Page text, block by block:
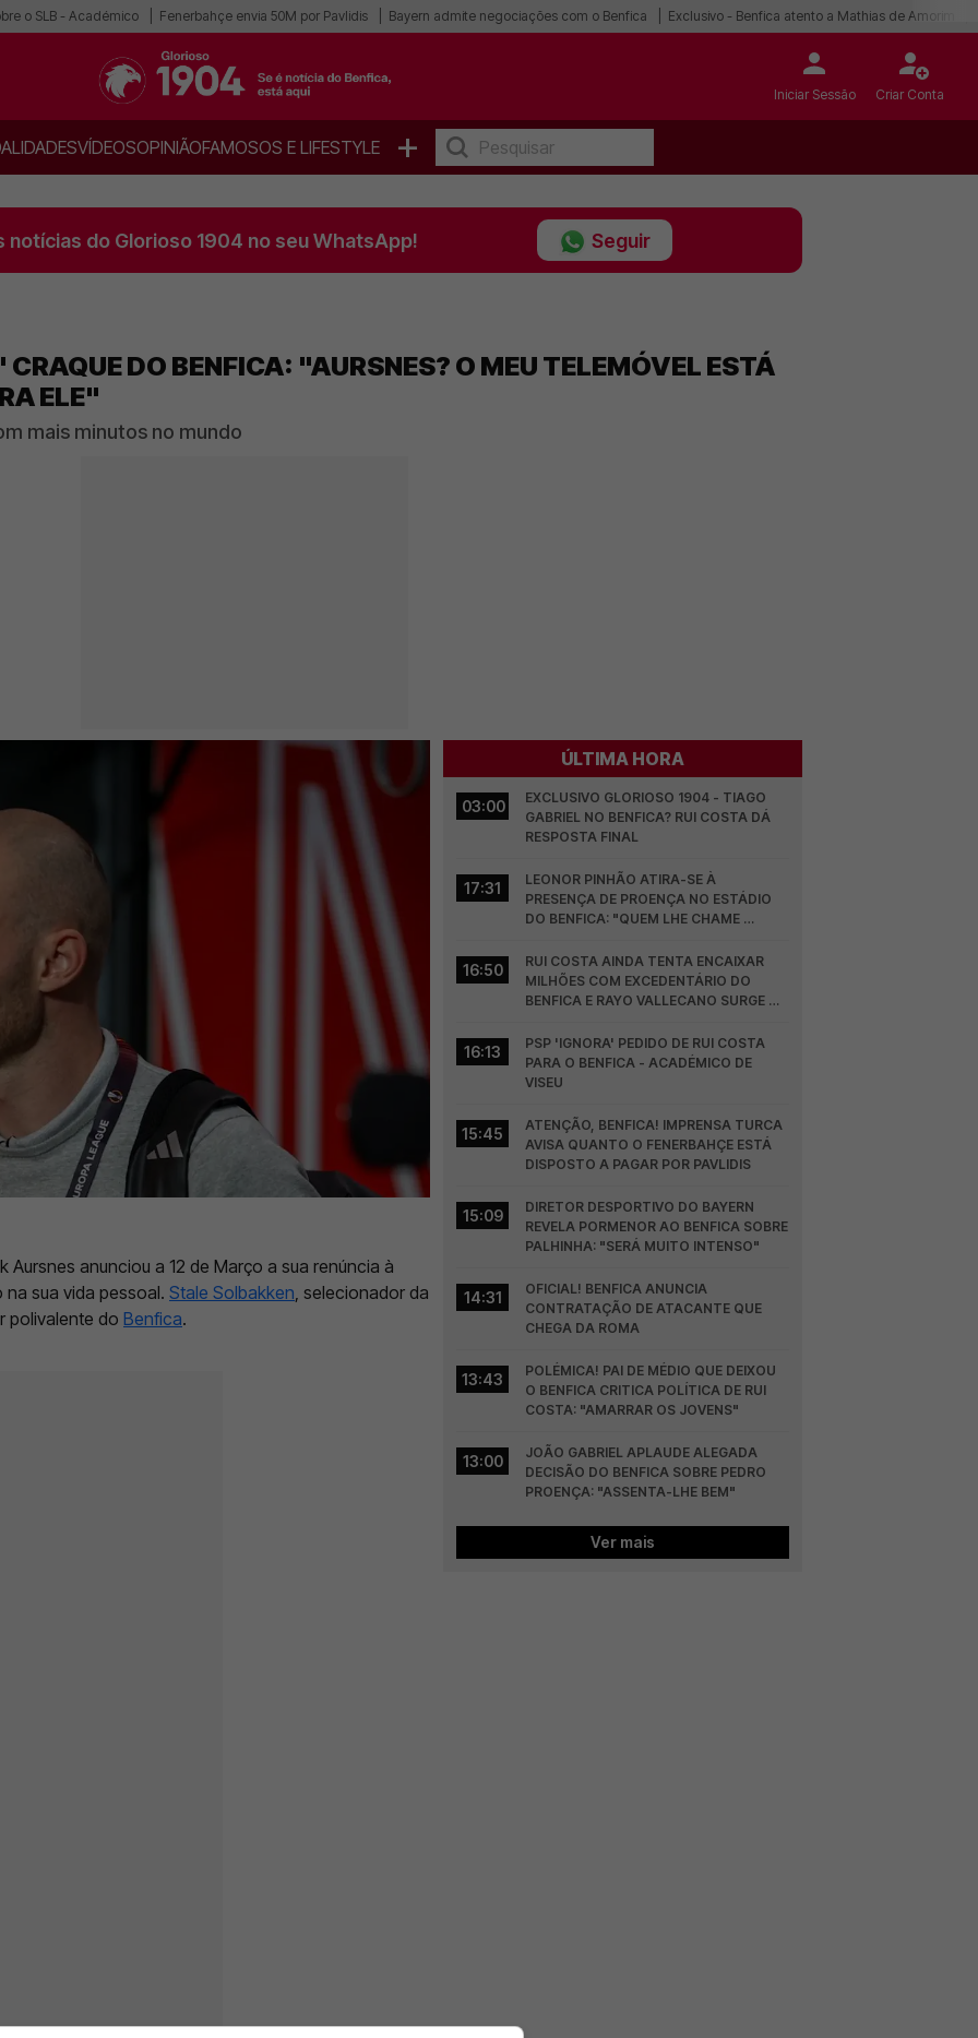
o SLB - Académico Fenerbahçe envia 50M por Pavlidis Bayern admite negociações com o Benfica Exclusivo - Benfica atento a Mathias de Amorim
Iniciar Sessão Criar Conta
VÍDEOSOPINIÃOFAMOSOS E LIFESTYLE +
notícias do Glorioso 1904 no seu WhatsApp! Seguir
CRAQUE DO BENFICA: "AURSNES? O MEU TELEMÓVEL ESTÁ
ELE"
mais minutos no mundo
anunciou a 12 de Março a sua renúncia à
sua vida pessoal. Stale Solbakken, selecionador da
polivalente do Benfica.
ÚLTIMA HORA
03:00
EXCLUSIVO GLORIOSO 1904 - TIAGO
GABRIEL NO BENFICA? RUI COSTA DÁ
RESPOSTA FINAL
17:31
LEONOR PINHÃO ATIRA-SE À
PRESENÇA DE PROENÇA NO ESTÁDIO
DO BENFICA: "QUEM LHE CHAME
16:50
RUI COSTA AINDA TENTA ENCAIXAR
MILHÕES COM EXCEDENTÁRIO DO
BENFICA E RAYO VALLECANO SURGE NA
16:13
PSP 'IGNORA' PEDIDO DE RUI COSTA
PARA O BENFICA - ACADÉMICO DE
VISEU
15:45
ATENÇÃO, BENFICA! IMPRENSA TURCA
AVISA QUANTO O FENERBAHÇE ESTÁ
DISPOSTO A PAGAR POR PAVLIDIS
15:09
DIRETOR DESPORTIVO DO BAYERN
REVELA PORMENOR AO BENFICA SOBRE
PALHINHA: "SERÁ MUITO INTENSO"
14:31
OFICIAL! BENFICA ANUNCIA
CONTRATAÇÃO DE ATACANTE QUE
CHEGA DA ROMA
13:43
POLÉMICA! PAI DE MÉDIO QUE DEIXOU
O BENFICA CRITICA POLÍTICA DE RUI
COSTA: "AMARRAR OS JOVENS"
13:00
JOÃO GABRIEL APLAUDE ALEGADA
DECISÃO DO BENFICA SOBRE PEDRO
PROENÇA: "ASSENTA-LHE BEM"
Ver mais